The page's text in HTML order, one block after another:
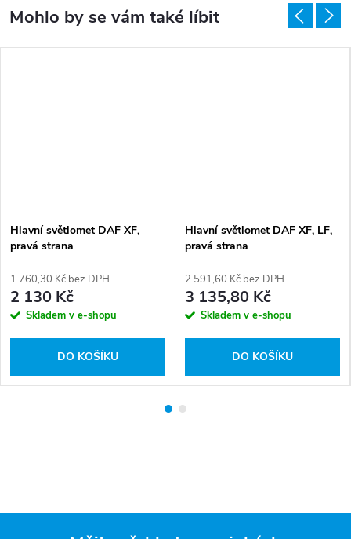
Hlavní světlomet DAF XF,
pravá strana
1 760,30 Kč bez DPH
2 130 Kč
Skladem v e-shopu
DO KOŠÍKU
Hlavní světlomet DAF XF, LF,
pravá strana
2 591,60 Kč bez DPH
3 135,80 Kč
Skladem v e-shopu
DO KOŠÍKU